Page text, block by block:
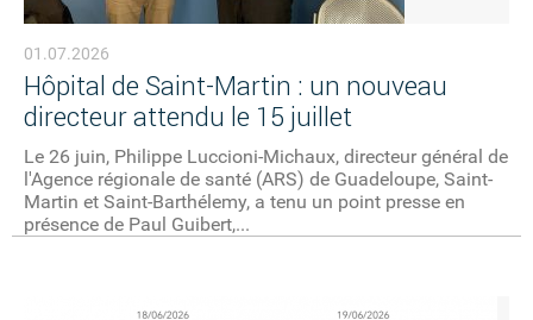
01.07.2026
Hôpital de Saint-Martin : un nouveau
directeur attendu le 15 juillet
Le 26 juin, Philippe Luccioni-Michaux, directeur général de
l'Agence régionale de santé (ARS) de Guadeloupe, Saint-
Martin et Saint-Barthélemy, a tenu un point presse en
présence de Paul Guibert,...